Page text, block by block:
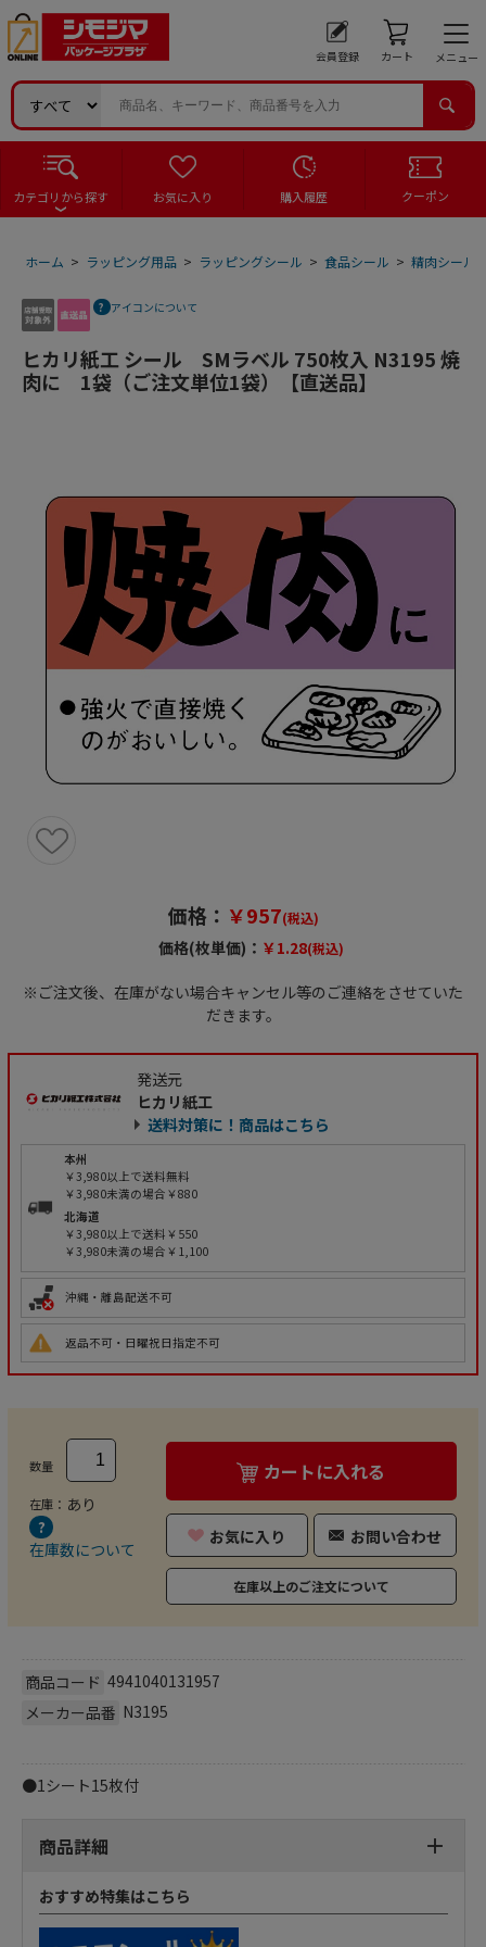
会員登録 カート メニュー
カテゴリから探す お気に入り 購入履歴 クーポン
ホーム > ラッピング用品 > ラッピングシール > 食品シール > 精肉シール
アイコンについて
ヒカリ紙工 シール SMラベル 750枚入 N3195 焼
肉に 1袋（ご注文単位1袋）【直送品】
価格： ￥957(税込)
価格(枚単価)： ￥1.28(税込)
※ご注文後、在庫がない場合キャンセル等のご連絡をさせていた
だきます。
発送元
ヒカリ紙工
送料対策に！商品はこちら
本州
￥3,980以上で送料無料
￥3,980未満の場合￥880
北海道
￥3,980以上で送料￥550
￥3,980未満の場合￥1,100
沖縄・離島配送不可
返品不可・日曜祝日指定不可
数量
在庫： あり
在庫数について
カートに入れる
お気に入り お問い合わせ
在庫以上のご注文について
商品コード 4941040131957
メーカー品番 N3195
●1シート15枚付
商品詳細
おすすめ特集はこちら